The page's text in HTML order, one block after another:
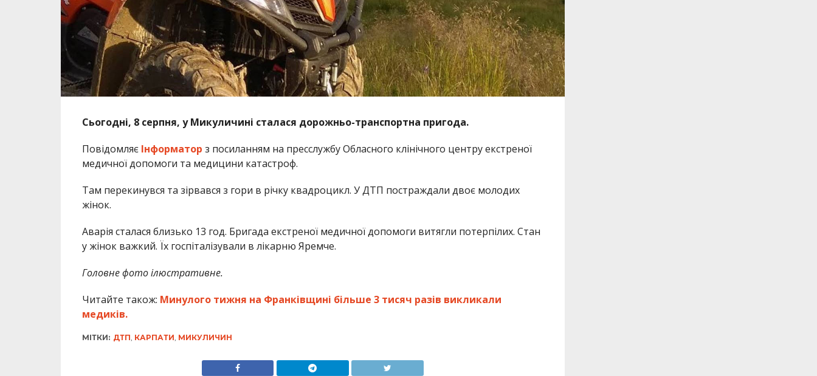
Сьогодні, 8 серпня, у Микуличині сталася дорожньо-транспортна пригода.
Повідомляє Інформатор з посиланням на пресслужбу Обласного клінічного центру екстреної
медичної допомоги та медицини катастроф.
Там перекинувся та зірвався з гори в річку квадроцикл. У ДТП постраждали двоє молодих
жінок.
Аварія сталася близько 13 год. Бригада екстреної медичної допомоги витягли потерпілих. Стан
у жінок важкий. Їх госпіталізували в лікарню Яремче.
Головне фото ілюстративне.
Читайте також: Минулого тижня на Франківщині більше 3 тисяч разів викликали
медиків.
МІТКИ: ДТП, КАРПАТИ, МИКУЛИЧИН